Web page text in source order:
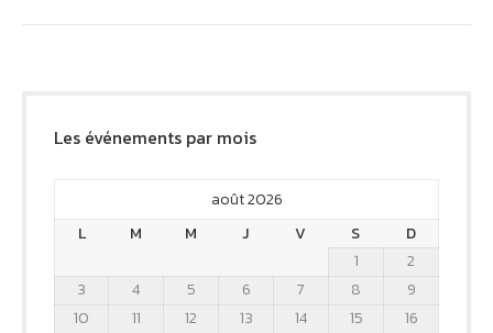
Les événements par mois
août 2026
L
M M J V S
D
1
2
3
4 5 6 7 8
9
10
11 12 13 14 15
16